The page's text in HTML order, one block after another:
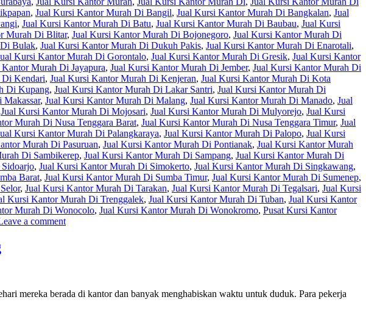
, Jual Kursi Kantor Murah Di Bangil, Jual Kursi Kantor Murah Di Bangkalan, Jual
, Jual Kursi Kantor Murah Di Batu, Jual Kursi Kantor Murah Di Baubau, Jual Kursi
Murah Di Blitar, Jual Kursi Kantor Murah Di Bojonegoro, Jual Kursi Kantor Murah Di
Bulak, Jual Kursi Kantor Murah Di Dukuh Pakis, Jual Kursi Kantor Murah Di Enarotali,
Kursi Kantor Murah Di Gorontalo, Jual Kursi Kantor Murah Di Gresik, Jual Kursi Kantor
Murah Di Jayapura, Jual Kursi Kantor Murah Di Jember, Jual Kursi Kantor Murah Di
Kendari, Jual Kursi Kantor Murah Di Kenjeran, Jual Kursi Kantor Murah Di Kota
Di Kupang, Jual Kursi Kantor Murah Di Lakar Santri, Jual Kursi Kantor Murah Di
, Jual Kursi Kantor Murah Di Malang, Jual Kursi Kantor Murah Di Manado, Jual
Jual Kursi Kantor Murah Di Mojosari, Jual Kursi Kantor Murah Di Mulyorejo, Jual Kursi
Murah Di Nusa Tenggara Barat, Jual Kursi Kantor Murah Di Nusa Tenggara Timur, Jual
Kursi Kantor Murah Di Palangkaraya, Jual Kursi Kantor Murah Di Palopo, Jual Kursi
Murah Di Pasuruan, Jual Kursi Kantor Murah Di Pontianak, Jual Kursi Kantor Murah
Di Sambikerep, Jual Kursi Kantor Murah Di Sampang, Jual Kursi Kantor Murah Di
, Jual Kursi Kantor Murah Di Simokerto, Jual Kursi Kantor Murah Di Singkawang,
Barat, Jual Kursi Kantor Murah Di Sumba Timur, Jual Kursi Kantor Murah Di Sumenep,
, Jual Kursi Kantor Murah Di Tarakan, Jual Kursi Kantor Murah Di Tegalsari, Jual Kursi
Kursi Kantor Murah Di Trenggalek, Jual Kursi Kantor Murah Di Tuban, Jual Kursi Kantor
Murah Di Wonocolo, Jual Kursi Kantor Murah Di Wonokromo, Pusat Kursi Kantor
a comment
mereka berada di kantor dan banyak menghabiskan waktu untuk duduk. Para pekerja